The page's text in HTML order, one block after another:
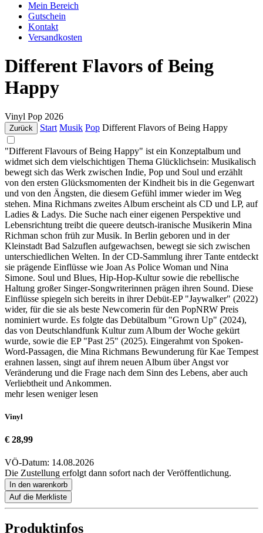
Mein Bereich
Gutschein
Kontakt
Versandkosten
Different Flavors of Being
Happy
Vinyl Pop 2026
Zurück Start Musik Pop Different Flavors of Being Happy
"Different Flavours of Being Happy" ist ein Konzeptalbum und
widmet sich dem vielschichtigen Thema Glücklichsein: Musikalisch
bewegt sich das Werk zwischen Indie, Pop und Soul und erzählt
von den ersten Glücksmomenten der Kindheit bis in die Gegenwart
und von den Ängsten, die diesem Gefühl immer wieder im Weg
stehen. Mina Richmans zweites Album erscheint als CD und LP, auf
Ladies & Ladys. Die Suche nach einer eigenen Perspektive und
Lebensrichtung treibt die queere deutsch-iranische Musikerin Mina
Richman schon früh zur Musik. In Berlin geboren und in der
Kleinstadt Bad Salzuflen aufgewachsen, bewegt sie sich zwischen
unterschiedlichen Welten. In der CD-Sammlung ihrer Tante entdeckt
sie prägende Einflüsse wie Joan As Police Woman und Nina
Simone. Soul und Blues, Hip-Hop-Kultur sowie die rebellische
Haltung großer Singer-Songwriterinnen prägen ihren Sound. Diese
Einflüsse spiegeln sich bereits in ihrer Debüt-EP "Jaywalker" (2022)
wider, für die sie als beste Newcomerin für den PopNRW Preis
nominiert wurde. Es folgte das Debütalbum "Grown Up" (2024),
das von Deutschlandfunk Kultur zum Album der Woche gekürt
wurde, sowie die EP "Past 25" (2025). Eingerahmt von Spoken-
Word-Passagen, die Mina Richmans Bewunderung für Kae Tempest
erahnen lassen, singt auf ihrem neuen Album über Angst vor
Veränderung und die Frage nach dem Sinn des Lebens, aber auch
Verliebtheit und Ankommen.
mehr lesen weniger lesen
Vinyl
€ 28,99
VÖ-Datum: 14.08.2026
Die Zustellung erfolgt dann sofort nach der Veröffentlichung.
In den warenkorb
Auf die Merkliste
Produktinfos